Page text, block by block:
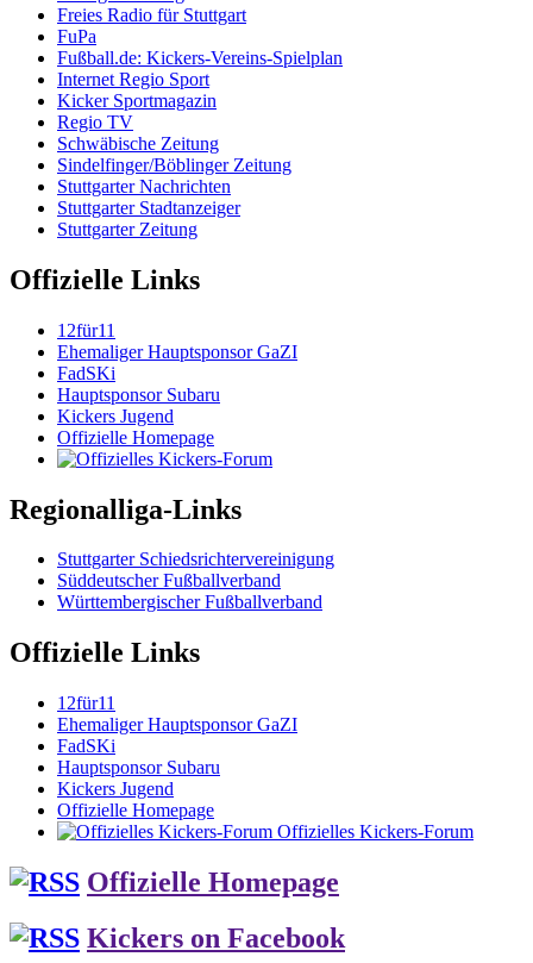
Freies Radio für Stuttgart
FuPa
Fußball.de: Kickers-Vereins-Spielplan
Internet Regio Sport
Kicker Sportmagazin
Regio TV
Schwäbische Zeitung
Sindelfinger/Böblinger Zeitung
Stuttgarter Nachrichten
Stuttgarter Stadtanzeiger
Stuttgarter Zeitung
Offizielle Links
12für11
Ehemaliger Hauptsponsor GaZI
FadSKi
Hauptsponsor Subaru
Kickers Jugend
Offizielle Homepage
Regionalliga-Links
Stuttgarter Schiedsrichtervereinigung
Süddeutscher Fußballverband
Württembergischer Fußballverband
Offizielle Links
12für11
Ehemaliger Hauptsponsor GaZI
FadSKi
Hauptsponsor Subaru
Kickers Jugend
Offizielle Homepage
Offizielles Kickers-Forum
Offizielle Homepage
Kickers on Facebook